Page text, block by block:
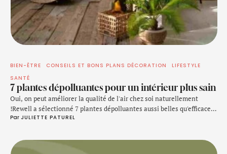
BIEN-ÊTRE CONSEILS ET BONS PLANS DÉCORATION
LIFESTYLE
SANTÉ
7 plantes dépolluantes pour un intérieur plus sain
Oui, on peut améliorer la qualité de l'air chez soi naturellement
!Rewell a sélectionné 7 plantes dépolluantes aussi belles qu'efficaces
pour votre santé physique et mentale. Elles absorbent les toxines,
décorez, vivez mieux. Les bienfaits des plantes dépolluantes sur le
bien-être Elles ne sont pas qu'un …
Par JULIETTE PATUREL